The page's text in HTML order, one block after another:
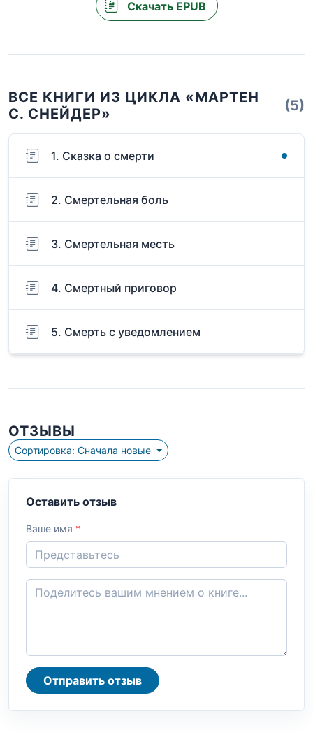
Скачать EPUB
ВСЕ КНИГИ ИЗ ЦИКЛА «МАРТЕН
С. СНЕЙДЕР»
(5)
1. Сказка о смерти
2. Смертельная боль
3. Смертельная месть
4. Смертный приговор
5. Смерть с уведомлением
ОТЗЫВЫ
Сортировка: Сначала новые
Оставить отзыв
Ваше имя *
Отправить отзыв